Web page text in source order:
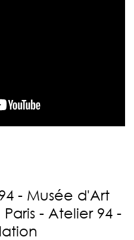
- Musée d'Art
- Atelier 94 -